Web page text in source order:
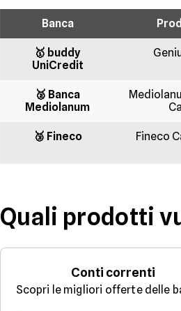
Banca
🥇 buddy
UniCredit
🥈 Banca
Mediolanum
🥉 Fineco Fineco
Quali prodotti
Conti correnti
Scopri le migliori offerte delle